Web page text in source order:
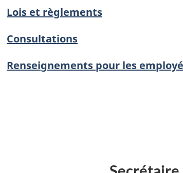
Lois et règlements
Consultations
Renseignements pour les